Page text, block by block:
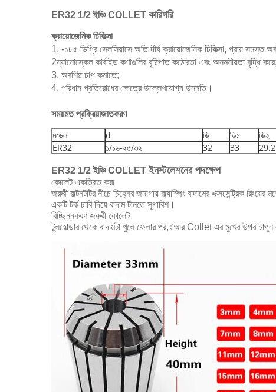
ER32 1/2 ইঞ্চি COLLET কারিগরি
ক্রায়োজেনিক চিকিত্সা
1. -১৮৫ ডিগ্রি সেলসিয়াসে অতি দীর্ঘ ক্রায়োজেনিক চিকিত্সা, প্রায় সমস্ত
2ন্যানোস্কেল কার্বাইড কণাগুলির বৃষ্টিপাত কঠোরতা এবং অনমনীয়তা বৃদ্ধি করে;
3. অবশিষ্ট চাপ কমাতে;
4. পরিধান প্রতিরোধের ক্ষেত্রে উল্লেখযোগ্য উন্নতি।
সময়মত প্রক্রিয়াজাতকরণ
মডেল d ডি ডি১ ডি২
ER32
১/১৬-২৫/৩২ 32 33 29.2
ER32 1/2 ইঞ্চি COLLET ইনস্টলেশনের পদক্ষেপ
কোলেট একত্রিত করা
জরুরী কল্টনটটির নীচে চিহ্নের জায়গায় ক্ল্যাম্পিং বাদামের এক্সসেন্ট্রিক
একটি টর্ক চাবি দিয়ে বাদাম টানতে সুপারিশ।
বিচ্ছিন্নকরণ জরুরী কোলেট
টুলহোল্ডার থেকে বাদামটা খুলে ফেলার পর,ইআর Collet এর মুখের উপর চাপুন